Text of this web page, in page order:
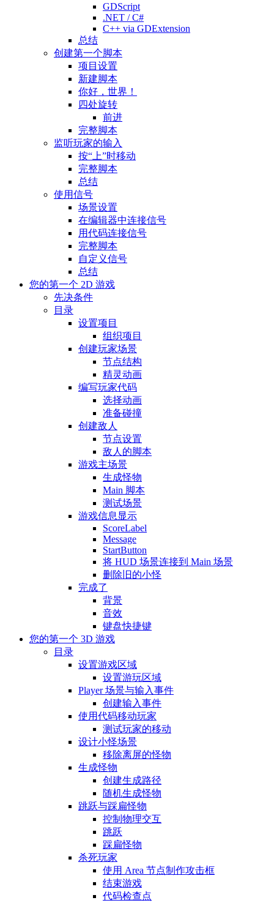
GDScript
.NET / C#
C++ via GDExtension
总结
创建第一个脚本
项目设置
新建脚本
你好，世界！
四处旋转
前进
完整脚本
监听玩家的输入
按“上”时移动
完整脚本
总结
使用信号
场景设置
在编辑器中连接信号
用代码连接信号
完整脚本
自定义信号
总结
您的第一个 2D 游戏
先决条件
目录
设置项目
组织项目
创建玩家场景
节点结构
精灵动画
编写玩家代码
选择动画
准备碰撞
创建敌人
节点设置
敌人的脚本
游戏主场景
生成怪物
Main 脚本
测试场景
游戏信息显示
ScoreLabel
Message
StartButton
将 HUD 场景连接到 Main 场景
删除旧的小怪
完成了
背景
音效
键盘快捷键
您的第一个 3D 游戏
目录
设置游戏区域
设置游玩区域
Player 场景与输入事件
创建输入事件
使用代码移动玩家
测试玩家的移动
设计小怪场景
移除离屏的怪物
生成怪物
创建生成路径
随机生成怪物
跳跃与踩扁怪物
控制物理交互
跳跃
踩扁怪物
杀死玩家
使用 Area 节点制作攻击框
结束游戏
代码检查点